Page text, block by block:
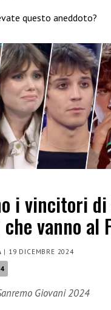
questo aneddoto?
i vincitori di
che vanno al
| 19 DICEMBRE 2024
Giovani 2024